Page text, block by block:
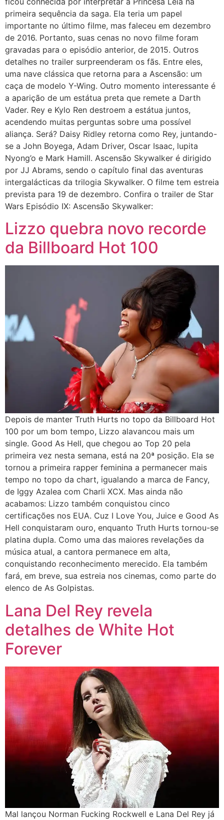
primeira sequência da saga. Ela teria um papel
importante no último filme, mas faleceu em dezembro
de 2016. Portanto, suas cenas no novo filme foram
gravadas para o episódio anterior, de 2015. Outros
detalhes no trailer surpreenderam os fãs. Entre eles,
uma nave clássica que retorna para a Ascensão: um
caça de modelo Y-Wing. Outro momento interessante é
a aparição de um estátua preta que remete a Darth
Vader. Rey e Kylo Ren destroem a estátua juntos,
acendendo muitas perguntas sobre uma possível
aliança. Será? Daisy Ridley retorna como Rey, juntando-
se a John Boyega, Adam Driver, Oscar Isaac, lupita
Nyong’o e Mark Hamill. Ascensão Skywalker é dirigido
por JJ Abrams, sendo o capítulo final das aventuras
intergalácticas da trilogia Skywalker. O filme tem estreia
prevista para 19 de dezembro. Confira o trailer de Star
Wars Episódio IX: Ascensão Skywalker:
Lizzo quebra novo recorde
da Billboard Hot 100
Depois de manter Truth Hurts no topo da Billboard Hot
100 por um bom tempo, Lizzo alavancou mais um
single. Good As Hell, que chegou ao Top 20 pela
primeira vez nesta semana, está na 20ª posição. Ela se
tornou a primeira rapper feminina a permanecer mais
tempo no topo da chart, igualando a marca de Fancy,
de Iggy Azalea com Charli XCX. Mas ainda não
acabamos: Lizzo também conquistou cinco
certificações nos EUA. Cuz I Love You, Juice e Good As
Hell conquistaram ouro, enquanto Truth Hurts tornou-se
platina dupla. Como uma das maiores revelações da
música atual, a cantora permanece em alta,
conquistando reconhecimento merecido. Ela também
fará, em breve, sua estreia nos cinemas, como parte do
elenco de As Golpistas.
Lana Del Rey revela
detalhes de White Hot
Forever
Mal lançou Norman Fucking Rockwell e Lana Del Rey já